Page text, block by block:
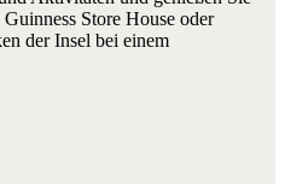
Store House oder
der Insel bei einem